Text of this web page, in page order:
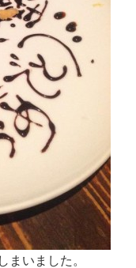
まいました。